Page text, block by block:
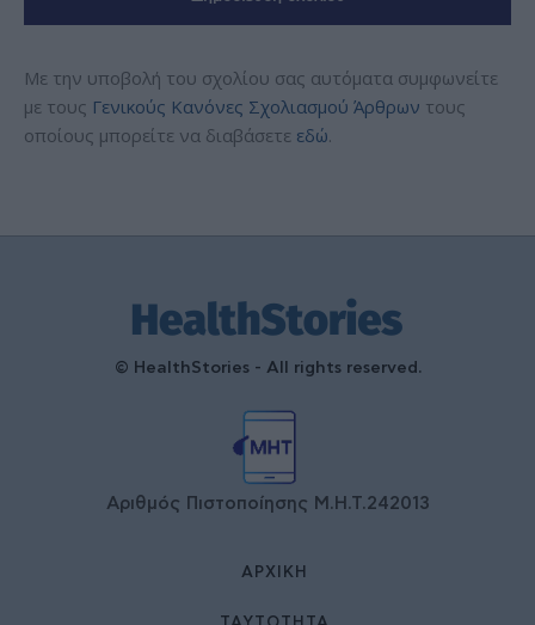
Με την υποβολή του σχολίου σας αυτόματα συμφωνείτε
με τους Γενικούς Κανόνες Σχολιασμού Άρθρων τους
οποίους μπορείτε να διαβάσετε εδώ.
© HealthStories - All rights reserved.
Αριθμός Πιστοποίησης Μ.Η.Τ.242013
ΑΡΧΙΚΉ